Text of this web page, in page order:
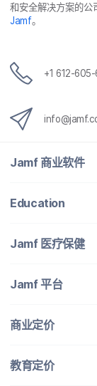
和​安全​解决​方案​的​公
Jamf。
+1 612-
info@jamf.
Jamf 商业​软件
Education
Jamf 医​疗​保健
Jamf平台
商业定​价
教育定​价